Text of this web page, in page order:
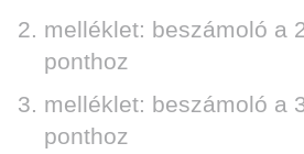
melléklet: beszámoló a
ponthoz
melléklet: beszámoló a
ponthoz